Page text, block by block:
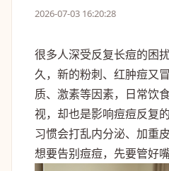
2026-07-03 16:20:28
很多人深受反复长痘的困
久，新的粉刺、红肿痘又
质、激素等因素， 日常饮
视，却也是影响痘痘反复
习惯会打乱内分泌、加重
想要告别痘痘，先要管好